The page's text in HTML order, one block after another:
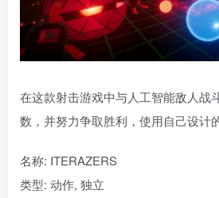
在这款射击游戏中与人工智能敌人战
数，并努力争取胜利，使用自己设计
名称: ITERAZERS
类型: 动作, 独立